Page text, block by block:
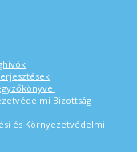
Bizottság
és Környezetvédelmi